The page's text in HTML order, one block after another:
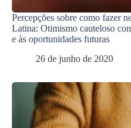
Percepções sobre como fazer
Latina: Otimismo cauteloso
e às oportunidades futuras
26 de junho de 2020